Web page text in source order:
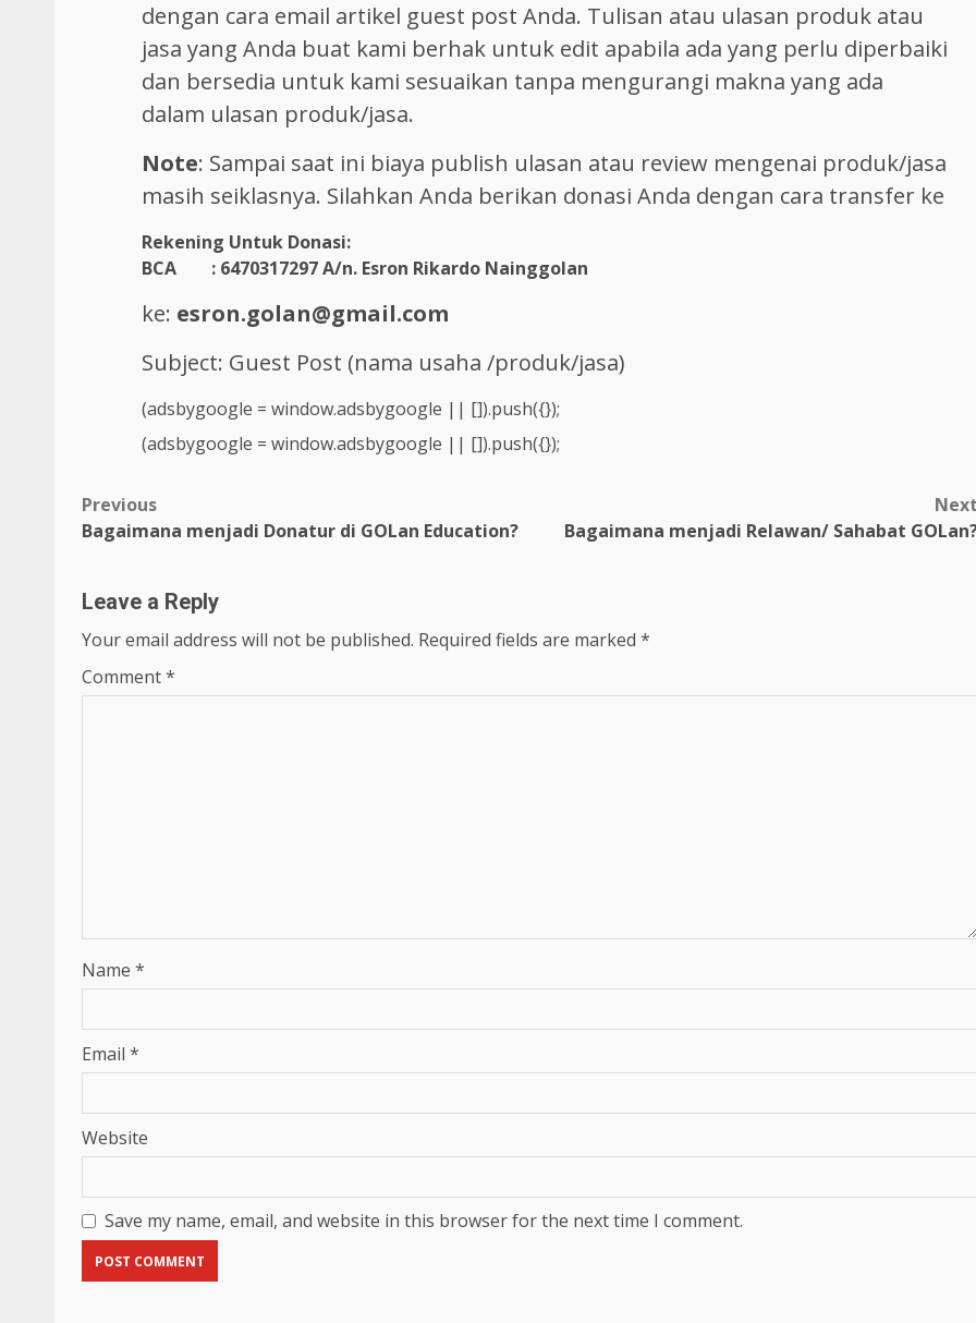
dengan cara email artikel guest post Anda. Tulisan atau ulasan produk atau
jasa yang Anda buat kami berhak untuk edit apabila ada yang perlu diperbaiki
dan bersedia untuk kami sesuaikan tanpa mengurangi makna yang ada
dalam ulasan produk/jasa.
Note: Sampai saat ini biaya publish ulasan atau review mengenai produk/jasa
masih seiklasnya. Silahkan Anda berikan donasi Anda dengan cara transfer ke
Rekening Untuk Donasi:
BCA : 6470317297A/n. Esron Rikardo Nainggolan
ke: esron.golan@gmail.com
Subject: Guest Post (nama usaha /produk/jasa)
(adsbygoogle = window.adsbygoogle || []).push({});
(adsbygoogle = window.adsbygoogle || []).push({});
Post
navigation
Previous
Bagaimana menjadi Donatur di GOLan Education?
Bagaimana menjadi Relawan/ Sahabat
Leave a Reply
Your email address will not be published. Required fields are marked *
Comment*
Name *
Email *
Website
Save my name, email, and website in this browser for the next time I comment.